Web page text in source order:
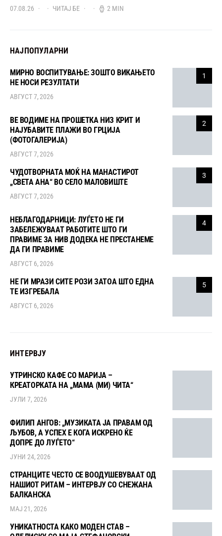
07.08.26 ЧИТАЈ БЕ 2 MIN
НАЈПОПУЛАРНИ
1
МИРНО ВОСПИТУВАЊЕ: ЗОШТО ВИКАЊЕТО
НЕ НОСИ РЕЗУЛТАТИ
АВГУСТ 7, 2026
2
ВЕ ВОДИМЕ НА ПРОШЕТКА НИЗ КРИТ И
НАЈУБАВИТЕ ПЛАЖИ ВО ГРЦИЈА
(ФОТОГАЛЕРИЈА)
АВГУСТ 7, 2026
3
ЧУДОТВОРНАТА МОЌ НА МАНАСТИРОТ
„СВЕТА АНА“ ВО СЕЛО МАЛОВИШТЕ
АВГУСТ 7, 2026
4
НЕБЛАГОДАРНИЦИ: ЛУЃЕТО НЕ ГИ
ЗАБЕЛЕЖУВААТ РАБОТИТЕ ШТО ГИ
ПРАВИМЕ ЗА НИВ ДОДЕКА НЕ ПРЕСТАНЕМЕ
ДА ГИ ПРАВИМЕ
АВГУСТ 6, 2026
5
НЕ ГИ МРАЗИ СИТЕ РОЗИ ЗАТОА ШТО ЕДНА
ТЕ ИЗГРЕБАЛА
АВГУСТ 6, 2026
ИНТЕРВЈУ
УТРИНСКО КАФЕ СО МАРИЈА –
КРЕАТОРКАТА НА „МАМА (МИ) ЧИТА“
ЈУЛИ 7, 2026
ФИЛИП АНГОВ: „МУЗИКАТА ЈА ПРАВАМ ОД
ЉУБОВ, А УСПЕХ Е КОГА ИСКРЕНО ЌЕ
ДОПРЕ ДО ЛУЃЕТО“
ЈУНИ 24, 2026
СТРАНЦИТЕ ЧЕСТО СЕ ВООДУШЕВУВААТ ОД
НАШИОТ РИТАМ – ИНТЕРВЈУ СО СНЕЖАНА
БАЛКАНСКА
МАЈ 21, 2026
УНИКАТНОСТА КАКО МОДЕН СТАВ –